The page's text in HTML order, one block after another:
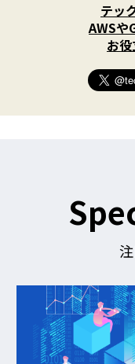
テッ
AWSや
お